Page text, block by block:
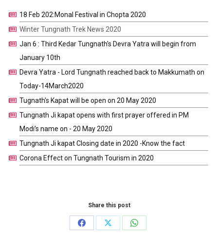
18 Feb 202:Monal Festival in Chopta 2020
Winter Tungnath Trek News 2020
Jan 6 : Third Kedar Tungnath's Devra Yatra will begin from
January 10th
Devra Yatra - Lord Tungnath reached back to Makkumath on
Today-14March2020
Tugnath's Kapat will be open on 20 May 2020
Tungnath Ji kapat opens with first prayer offered in PM
Modi’s name on - 20 May 2020
Tungnath Ji kapat Closing date in 2020 -Know the fact
Corona Effect on Tungnath Tourism in 2020
Share this post
Share
Share
Share